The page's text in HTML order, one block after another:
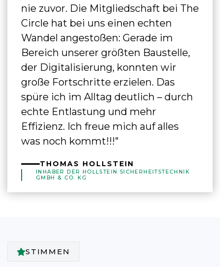
nie zuvor. Die Mitgliedschaft bei The
Circle hat bei uns einen echten
Wandel angestoßen: Gerade im
Bereich unserer größten Baustelle,
der Digitalisierung, konnten wir
große Fortschritte erzielen. Das
spüre ich im Alltag deutlich – durch
echte Entlastung und mehr
Effizienz. Ich freue mich auf alles
was noch kommt!!!"
THOMAS HOLLSTEIN
INHABER DER HOLLSTEIN SICHERHEITSTECHNIK
GMBH & CO. KG
STIMMEN